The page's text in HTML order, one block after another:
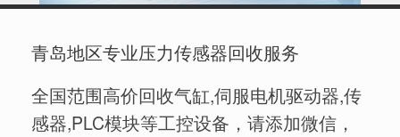
青岛地区专业压力传感器回收服务
全国范围高价回收气缸,伺服电机驱动器,传
感器,PLC模块等工控设备，请添加微信，